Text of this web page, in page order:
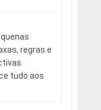
regras e
tudo aos